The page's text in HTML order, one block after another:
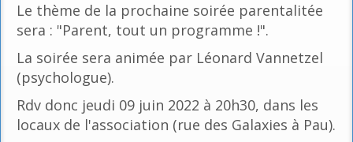
Le thème de la prochaine soirée parentalitée
sera : "Parent, tout un programme !".
La soirée sera animée par Léonard Vannetzel
(psychologue).
Rdv donc jeudi 09 juin 2022 à 20h30, dans les
locaux de l'association (rue des Galaxies à Pau).